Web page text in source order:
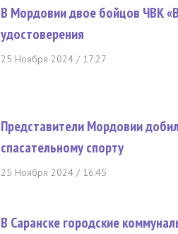
В Мордовии двое бойцов ЧВК
удостоверения
25 Ноября 2024 / 17:27
Представители Мордовии
спасательному спорту
25 Ноября 2024 / 16:45
В Саранске городские